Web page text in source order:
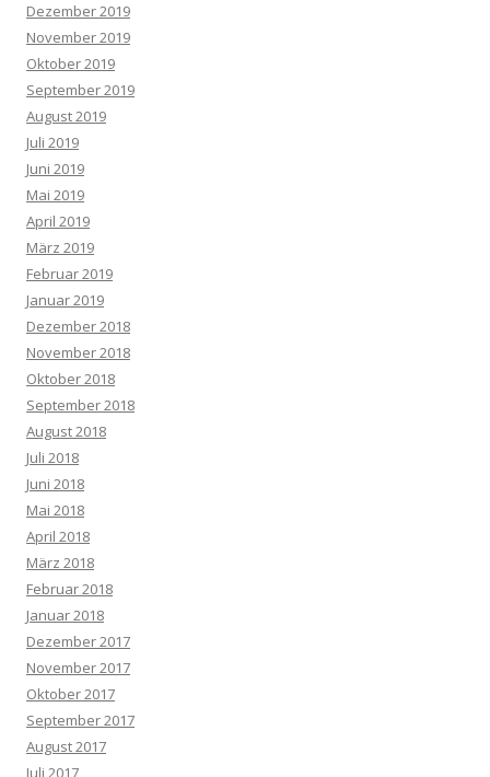
Dezember 2019
November 2019
Oktober 2019
September 2019
August 2019
Juli 2019
Juni 2019
Mai 2019
April 2019
März 2019
Februar 2019
Januar 2019
Dezember 2018
November 2018
Oktober 2018
September 2018
August 2018
Juli 2018
Juni 2018
Mai 2018
April 2018
März 2018
Februar 2018
Januar 2018
Dezember 2017
November 2017
Oktober 2017
September 2017
August 2017
Juli 2017